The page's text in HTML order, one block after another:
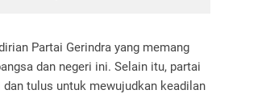
Partai Gerindra yang memang
dan negeri ini. Selain itu, partai
tulus untuk mewujudkan keadilan